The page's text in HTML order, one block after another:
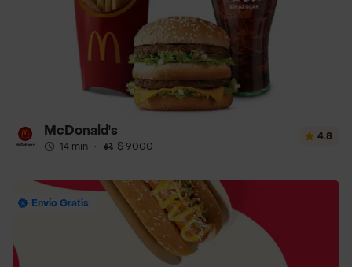
McDonald's
14 min · $ 9000
4.8
Envío Gratis